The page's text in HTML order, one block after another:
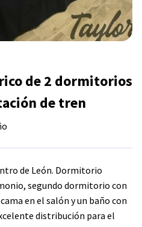
de 2 dormitorios
de tren
de León. Dormitorio
segundo dormitorio con
en el salón y un baño con
distribución para el